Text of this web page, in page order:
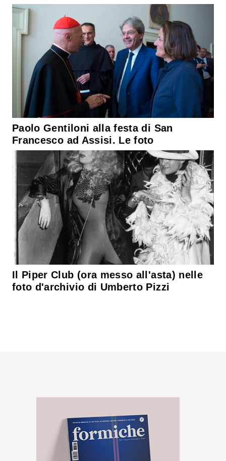
Paolo Gentiloni alla festa di San
Francesco ad Assisi. Le foto
Il Piper Club (ora messo all'asta) nelle
foto d'archivio di Umberto Pizzi